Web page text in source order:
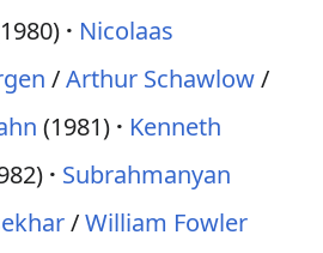
Nicolaas
/Arthur Schawlow/
(1981)
Kenneth
Subrahmanyan
/William Fowler